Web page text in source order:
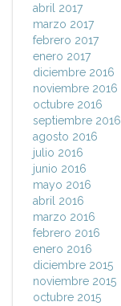
abril 2017
marzo 2017
febrero 2017
enero 2017
diciembre 2016
noviembre 2016
octubre 2016
septiembre 2016
agosto 2016
julio 2016
junio 2016
mayo 2016
abril 2016
marzo 2016
febrero 2016
enero 2016
diciembre 2015
noviembre 2015
octubre 2015